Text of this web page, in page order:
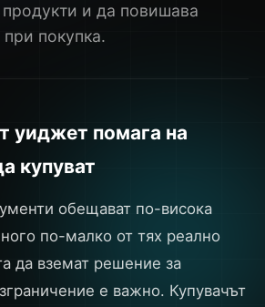
и да повишава
покупка.
уиджет помага на
купуват
обещават по-висока
по-малко от тях реално
да вземат решение за
е важно. Купувачът